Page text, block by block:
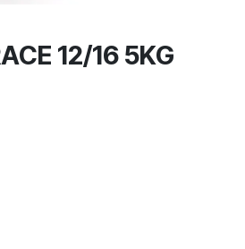
12/16 5KG